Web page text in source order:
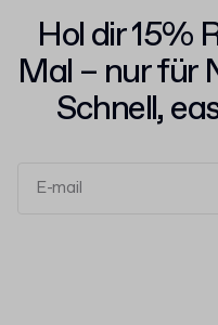
Hol dir 15%
Mal – nur für
Schnell,